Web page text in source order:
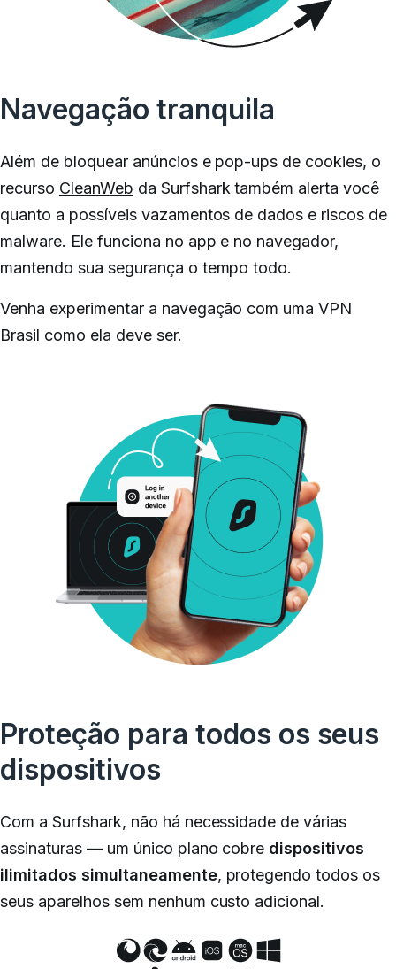
Navegação tranquila
Além de bloquear anúncios e pop-ups de cookies, o
recurso CleanWeb da Surfshark também alerta você
quanto a possíveis vazamentos de dados e riscos de
malware. Ele funciona no app e no navegador,
mantendo sua segurança o tempo todo.
Venha experimentar a navegação com uma VPN
Brasil como ela deve ser.
Proteção para todos os seus
dispositivos
Com a Surfshark, não há necessidade de várias
assinaturas — um único plano cobre dispositivos
ilimitados simultaneamente, protegendo todos os
seus aparelhos sem nenhum custo adicional.